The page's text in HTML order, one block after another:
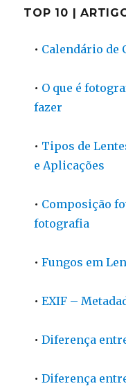
TOP 10 |
• Calendário de
• O que é
fazer
• Tipos de
e Aplicações
• Composição
fotografia
•Fungos em
•EXIF –
•Diferença
•Diferença